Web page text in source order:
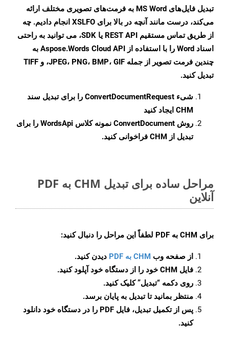
تبدیل فایل‌های MS Word به فرمت‌های تصویری مختلف ارائه
می‌کند، درست مانند آنچه در بالا برای XSLFO انجام دادیم. چه
از طریق تماس مستقیم REST API یا SDK، می توانید به راحتی
اسناد Word را با استفاده از Aspose.Words Cloud API به
چندین فرمت تصویر از جمله JPEG، PNG، BMP، GIF، و TIFF
تبدیل کنید.
شیء ConvertDocumentRequest را برای تبدیل سند
CHM ایجاد کنید
روش ConvertDocument
نمونه کلاس WordsApi را برای
تبدیل از CHM فراخوانی کنید.
مراحل ساده برای تبدیل CHM به PDF
آنلاین
برای CHM به PDF لطفاً این مراحل را دنبال کنید:
از صفحه وب CHM به PDF
دیدن کنید.
فایل CHM خود را از دستگاه خود آپلود کنید.
روی دکمه “تبدیل”کلیک کنید.
منتظر بمانید تا تبدیل به پایان برسد.
پس از تکمیل تبدیل، فایل PDF را در دستگاه خود دانلود
کنید.